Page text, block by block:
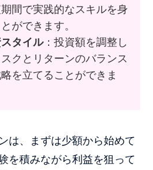
間で実践的なスキルを身
ができます。
タイル：投資額を調整し
クとリターンのバランス
を立てることができま
は、まずは少額から始めて
を積みながら利益を狙って